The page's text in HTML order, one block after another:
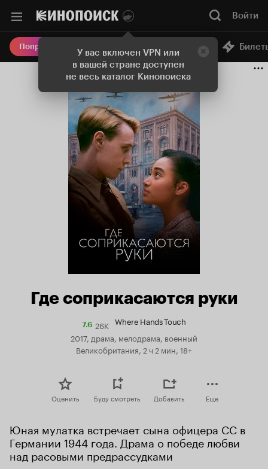
У вас включен VPN или
в вашей стране доступен
не весь каталог Кинопоиска
Войти
Попробовать Плюс Онлайн-кинотеатр
Где соприкасаются руки
7.6Рейтинг
Кинопоиска
7.6
26K Where Hands Touch
2017, драма, мелодрама, военный
Великобритания, 2 ч 2 мин, 18+
Оценить Буду смотреть Добавить Еще
Юная мулатка встречает сына офицера СС в
Германии 1944 года. Драма о победе любви
над расовыми предрассудками